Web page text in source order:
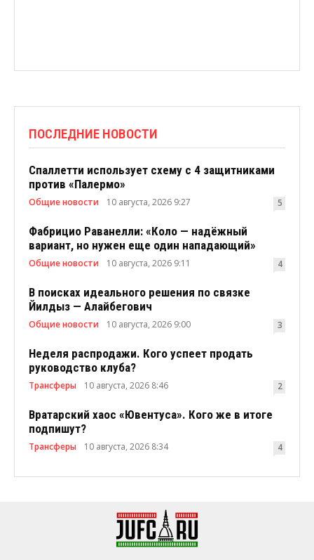
ПОСЛЕДНИЕ НОВОСТИ
Спаллетти использует схему с 4 защитниками
против «Палермо»
Общие новости 10 августа, 2026 9:27 5
Фабрицио Раванелли: «Коло — надёжный
вариант, но нужен еще один нападающий»
Общие новости 10 августа, 2026 9:11 4
В поисках идеального решения по связке
Йилдыз — Алайбегович
Общие новости 10 августа, 2026 9:00 3
Неделя распродажи. Кого успеет продать
руководство клуба?
Трансферы 10 августа, 2026 8:46 2
Вратарский хаос «Ювентуса». Кого же в итоге
подпишут?
Трансферы 10 августа, 2026 8:34 4